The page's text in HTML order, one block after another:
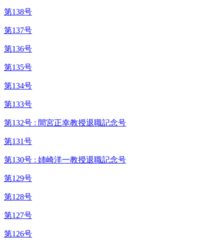
第138号
第137号
第136号
第135号
第134号
第133号
第132号 : 間宮正幸教授退職記念号
第131号
第130号 : 姉崎洋一教授退職記念号
第129号
第128号
第127号
第126号